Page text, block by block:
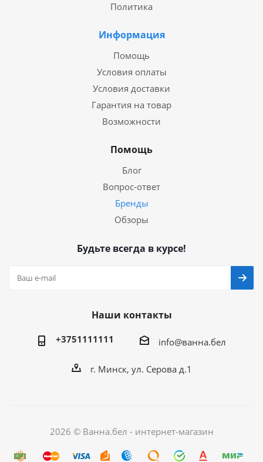
Политика
Информация
Помощь
Условия оплаты
Условия доставки
Гарантия на товар
Возможности
Помощь
Блог
Вопрос-ответ
Бренды
Обзоры
Будьте всегда в курсе!
Наши контакты
+3751111111 info@ванна.бел
г. Минск, ул. Серова д.1
2026 © Ванна.бел - интернет-магазин